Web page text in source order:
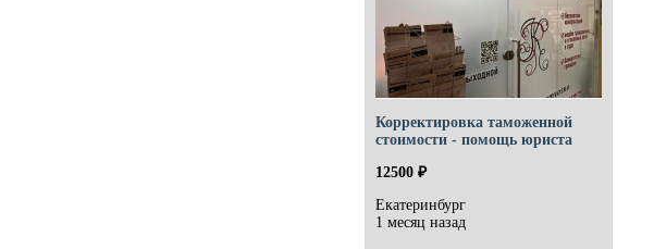
Корректировка таможенной
стоимости - помощь юриста
12500 ₽
Екатеринбург
1 месяц назад